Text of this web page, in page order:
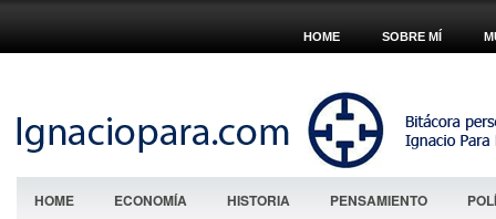
HOME SOBRE MÍ
HOME ECONOMÍA HISTORIA PENSAMIENTO